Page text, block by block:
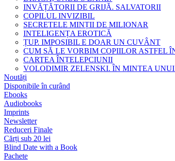
INVĂȚĂTORII DE GRIJĂ. SALVATORII
COPILUL INVIZIBIL
SECRETELE MINȚII DE MILIONAR
INTELIGENȚA EROTICĂ
ȚUP. IMPOSIBIL E DOAR UN CUVÂNT
CUM SĂ LE VORBIM COPIILOR ASTFEL
CARTEA ÎNȚELEPCIUNII
VOLODIMIR ZELENSKI. ÎN MINTEA
Noutăți
Disponibile în curând
Ebooks
Audiobooks
Imprints
Newsletter
Reduceri Finale
Cărți sub 20 lei
Blind Date with a Book
Pachete